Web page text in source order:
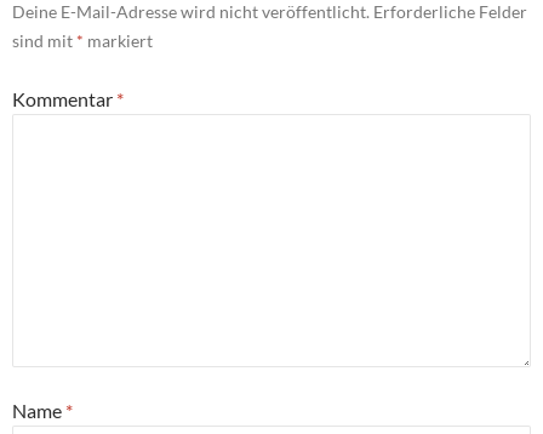
Deine E-Mail-Adresse wird nicht veröffentlicht. Erforderliche Felder
sind mit * markiert
Kommentar *
Name *